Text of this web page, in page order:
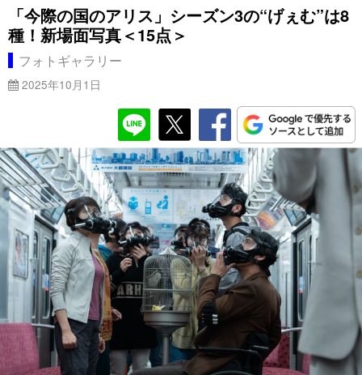
「今際の国のアリス」シーズン3の“げぇむ”は8
種！新場面写真＜15点＞
フォトギャラリー
2025年10月1日